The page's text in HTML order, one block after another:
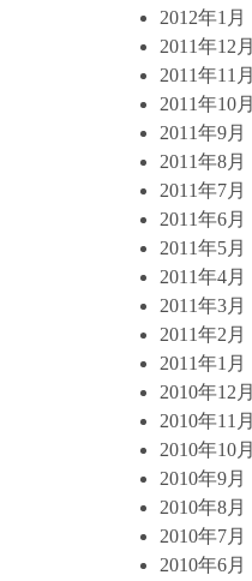
2012年1月
2011年12月
2011年11月
2011年10月
2011年9月
2011年8月
2011年7月
2011年6月
2011年5月
2011年4月
2011年3月
2011年2月
2011年1月
2010年12月
2010年11月
2010年10月
2010年9月
2010年8月
2010年7月
2010年6月